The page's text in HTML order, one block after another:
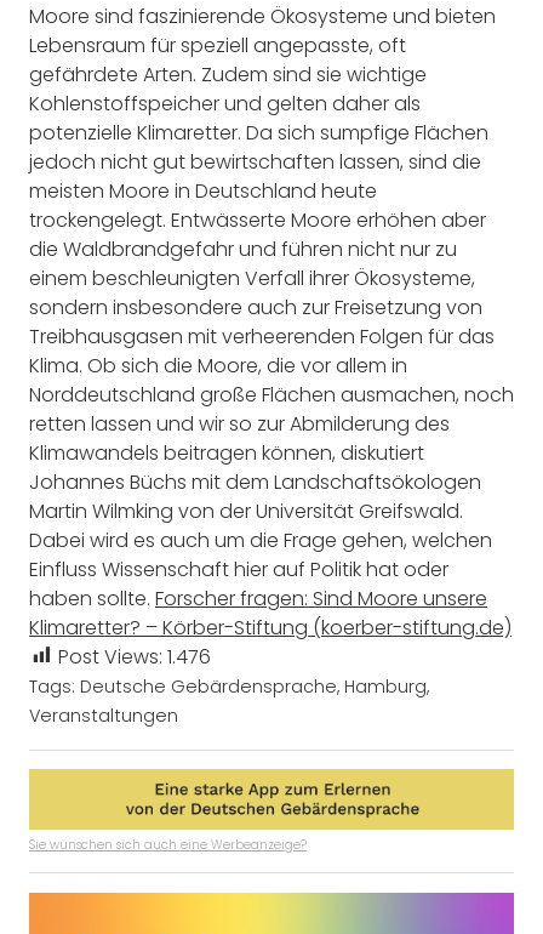
Moore sind faszinierende Ökosysteme und bieten
Lebensraum für speziell angepasste, oft
gefährdete Arten. Zudem sind sie wichtige
Kohlenstoffspeicher und gelten daher als
potenzielle Klimaretter. Da sich sumpfige Flächen
jedoch nicht gut bewirtschaften lassen, sind die
meisten Moore in Deutschland heute
trockengelegt. Entwässerte Moore erhöhen aber
die Waldbrandgefahr und führen nicht nur zu
einem beschleunigten Verfall ihrer Ökosysteme,
sondern insbesondere auch zur Freisetzung von
Treibhausgasen mit verheerenden Folgen für das
Klima. Ob sich die Moore, die vor allem in
Norddeutschland große Flächen ausmachen, noch
retten lassen und wir so zur Abmilderung des
Klimawandels beitragen können, diskutiert
Johannes Büchs mit dem Landschaftsökologen
Martin Wilmking von der Universität Greifswald.
Dabei wird es auch um die Frage gehen, welchen
Einfluss Wissenschaft hier auf Politik hat oder
haben sollte. Forscher fragen: Sind Moore unsere
Klimaretter? – Körber-Stiftung (koerber-stiftung.de)
Post Views: 1.476
Tags: Deutsche Gebärdensprache, Hamburg,
Veranstaltungen
Sie wünschen sich auch eine Werbeanzeige?